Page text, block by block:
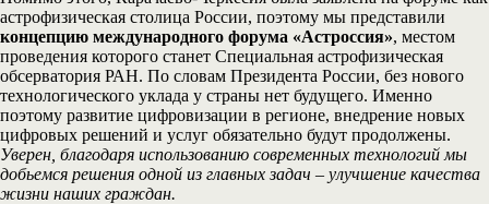
астрофизическая столица России, поэтому мы представили
концепцию международного форума «Астроссия», местом
проведения которого станет Специальная астрофизическая
обсерватория РАН. По словам Президента России, без нового
технологического уклада у страны нет будущего. Именно
поэтому развитие цифровизации в регионе, внедрение новых
цифровых решений и услуг обязательно будут продолжены.
Уверен, благодаря использованию современных технологий мы
добьемся решения одной из главных задач – улучшение качества
жизни наших граждан.